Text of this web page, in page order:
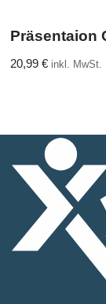
Präsentaion
20,99 € inkl. MwSt.